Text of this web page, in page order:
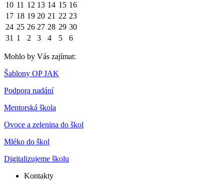
10 11 12 13 14 15 16
17 18 19 20 21 22 23
24 25 26 27 28 29 30
31 1 2 3 4 5 6
Mohlo by Vás zajímat:
Šablony OP JAK
Podpora nadání
Mentorská škola
Ovoce a zelenina do škol
Mléko do škol
Digitalizujeme školu
Kontakty